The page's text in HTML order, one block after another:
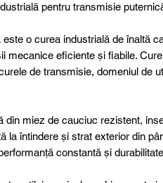
pentru transmisie
este o curea industrială de înaltă
mecanice eficiente și fiabile.
de transmisie, domeniul de
din miez de cauciuc rezistent,
la întindere și strat exterior din
constantă și